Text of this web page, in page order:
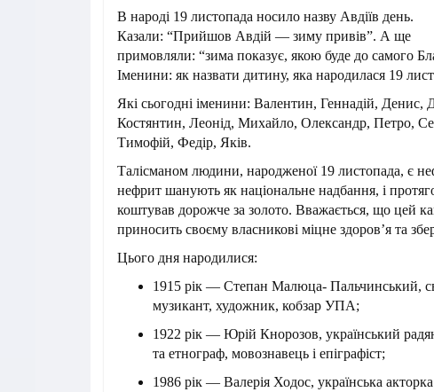
В народі 19 листопада носило назву Авдіїв день.
Казали: “Прийшов Авдій — зиму привів”. А ще
примовляли: “зима показує, якою буде до самого
Іменини: як назвати дитину, яка народилася 19
Які сьогодні іменини: Валентин, Геннадій, Денис,
Костянтин, Леонід, Михайло, Олександр, Петро,
Тимофій, Федір, Яків.
Талісманом людини, народженої 19 листопада, є
нефрит шанують як національне надбання, і
коштував дорожче за золото. Вважається, що цей
приносить своєму власникові міцне здоров’я та
Цього дня народилися:
1915 рік — Степан Малюца- Пальчинський,
музикант, художник, кобзар УПА;
1922 рік — Юрій Кнорозов, український
та етнограф, мовознавець і епіграфіст;
1986 рік — Валерія Ходос, українська акторка